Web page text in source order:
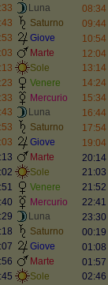
Luna
Saturno
Giove
Marte
Sole
Venere
Mercurio
Luna
Saturno
Giove
Marte
Sole
Venere
Mercurio
Luna
Saturno
Giove
Marte
Sole
08:34
09:44
10:54
12:04
13:14
14:24
15:34
16:44
17:54
19:04
20:14
21:03
21:52
22:41
23:30
00:19
01:08
01:57
02:46